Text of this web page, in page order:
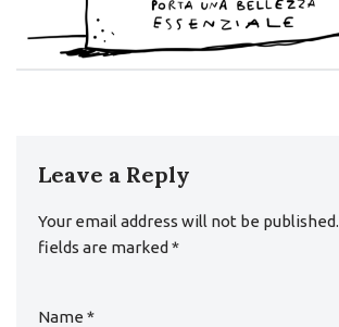
Leave a Reply
Your email address will not be published.
fields are marked *
Name *